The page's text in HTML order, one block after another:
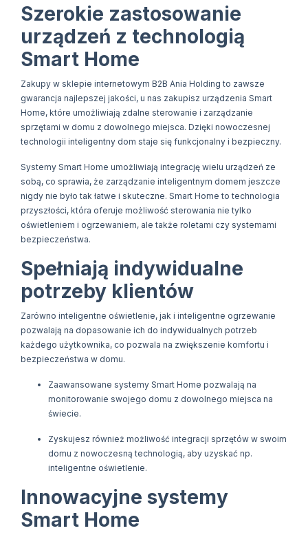
Szerokie zastosowanie
urządzeń z technologią
Smart Home
Zakupy w sklepie internetowym B2B Ania Holding to zawsze
gwarancja najlepszej jakości, u nas zakupisz urządzenia Smart
Home, które umożliwiają zdalne sterowanie i zarządzanie
sprzętami w domu z dowolnego miejsca. Dzięki nowoczesnej
technologii inteligentny dom staje się funkcjonalny i bezpieczny.
Systemy Smart Home umożliwiają integrację wielu urządzeń ze
sobą, co sprawia, że zarządzanie inteligentnym domem jeszcze
nigdy nie było tak łatwe i skuteczne. Smart Home to technologia
przyszłości, która oferuje możliwość sterowania nie tylko
oświetleniem i ogrzewaniem, ale także roletami czy systemami
bezpieczeństwa.
Spełniają indywidualne
potrzeby klientów
Zarówno inteligentne oświetlenie, jak i inteligentne ogrzewanie
pozwalają na dopasowanie ich do indywidualnych potrzeb
każdego użytkownika, co pozwala na zwiększenie komfortu i
bezpieczeństwa w domu.
Zaawansowane systemy Smart Home pozwalają na
monitorowanie swojego domu z dowolnego miejsca na
świecie.
Zyskujesz również możliwość integracji sprzętów w swoim
domu z nowoczesną technologią, aby uzyskać np.
inteligentne oświetlenie.
Innowacyjne systemy
Smart Home